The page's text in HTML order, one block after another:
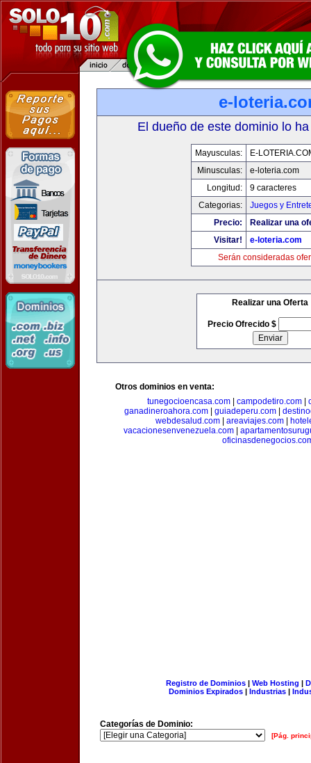
e-
El dueño de este dominio lo
Mayusculas:
E-
Minusculas:
e-loteria.com
Longitud:
9 caracteres
Categorias:
Juegos y
Precio:
Realizar una
Visitar!
e-loteria.com
Serán consideradas
Realizar una Oferta
Precio Ofrecido $
Otros dominios en venta:
tunegocioencasa.com| campodetiro.com|
ganadineroahora.com
guiadeperu.com
webdesalud.com
areaviajes.com
vacacionesenvenezuela.com|
Registro de Dominios| Web Hosting |
Dominios Expirados | Industrias |
Categorías de Dominio:
[Pág.